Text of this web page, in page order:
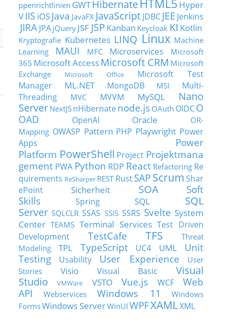
ppenrichtlinien GWT HibernateHTML5 Hyper
VIIS iOSJava JavaFX JavaScript JDBC JEE Jenkins
JIRA JPA jQuery JSF JSP Kanban Keycloak KI Kotlin
Kryptografie Kubernetes LINQ Linux Machine
Learning
MAUI MFC Microservices
Microsoft
365 Microsoft Access Microsoft CRM Microsoft
Exchange
Microsoft Office
Microsoft Test
Manager
ML.NET MongoDB MSI
Multi-
Threading
MVC MVVM MySQL
Nano
Server NextJS nHibernatenode.js OAuth OIDCO
OAD
OpenAI Oracle
OR-
Mapping OWASP Pattern PHP Playwright Power
Apps
Power
Platform PowerShell Project Projektmana
gement PWA Python RDP React Refactoring Re
quirements ReSharper REST Rust SAP Scrum Shar
ePoint
Sicherheit SOA
Soft
Skills
Spring SQL
SQL
Server SQLCLR SSAS SSIS SSRS Svelte System
Center TEAMS Terminal Services Test Driven
Development
TestCafe TFS
Threat
Modeling
TPL TypeScript UC4 UML
Unit
Testing
Usability User Experience
User
Stories
Visio Visual Basic
Visual
Studio
VMWare VSTO Vue.js WCF
Web
API
Webservices Windows 11
Windows
FormsWindows ServerWinUI WPFXAMLXML